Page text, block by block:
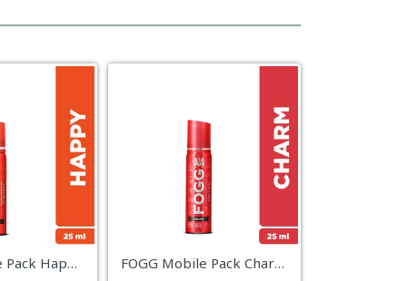
FOGG Mobile Pack Happy Body Spray – 25ml FOGG Mobile Pack Charm Body Spray – 25ml